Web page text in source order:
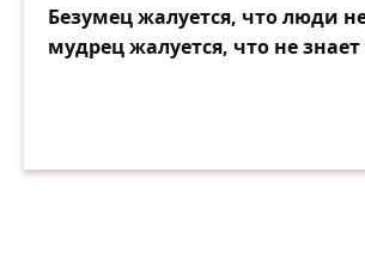
Безумец жалуется, что люди
мудрец жалуется, что не